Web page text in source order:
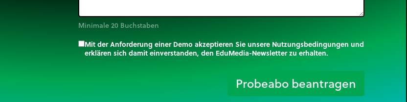
Minimale 20 Buchstaben
Mit der Anforderung einer Demo akzeptieren Sie unsere Nutzungsbedingungen und
erklären sich damit einverstanden, den EduMedia-Newsletter zu erhalten.
Probeabo beantragen